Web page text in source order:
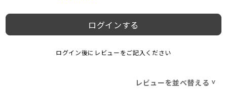
ログインする
ログイン後にレビューをご記入ください
レビューを並べ替える >